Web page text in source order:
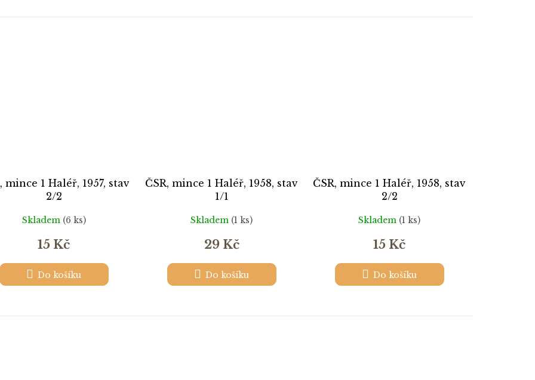
mince 1 Haléř, 1957, stav
2/2
Skladem (6 ks)
15 Kč
Do košíku
ČSR, mince 1 Haléř, 1958, stav
1/1
Skladem (1 ks)
29 Kč
Do košíku
ČSR, mince 1 Haléř, 1958, stav
2/2
Skladem (1 ks)
15 Kč
Do košíku